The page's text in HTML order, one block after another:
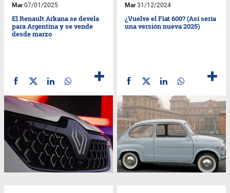
Mar07/01/2025
El Renault Arkana se devela
para Argentina y se vende
desde marzo
Mar31/12/2024
¿Vuelve el Fiat 600? (Así sería
una versión nueva 2025)